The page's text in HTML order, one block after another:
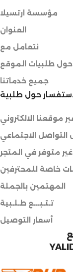
مؤسسة ارتسيلا
العنوان
نتعامل مع
طلبيات الموقع
جميع خدماتنا
حول طلبية
موقعنا الالكتروني
التواصل الاجتماعي
متوفر في المتجر
خاصة للمحترفين
المهتمين بالجملة
تـتـبـــع طـلـبية
أسعار التوصيل